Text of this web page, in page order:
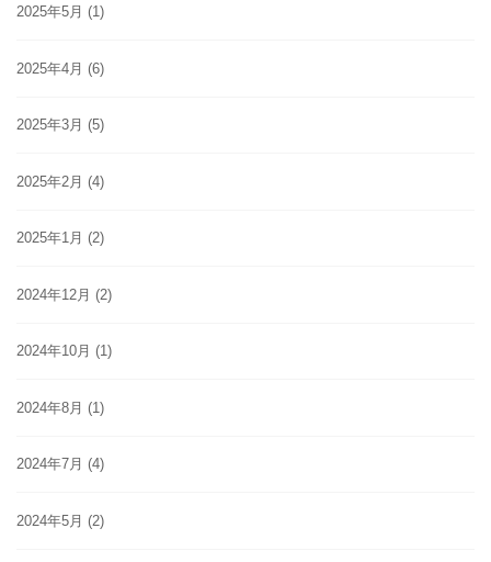
2025年5月 (1)
2025年4月 (6)
2025年3月 (5)
2025年2月 (4)
2025年1月 (2)
2024年12月 (2)
2024年10月 (1)
2024年8月 (1)
2024年7月 (4)
2024年5月 (2)